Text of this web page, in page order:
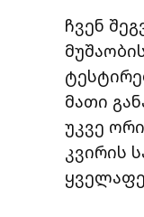
ჩვენ
მათი
უკვე
კვირის